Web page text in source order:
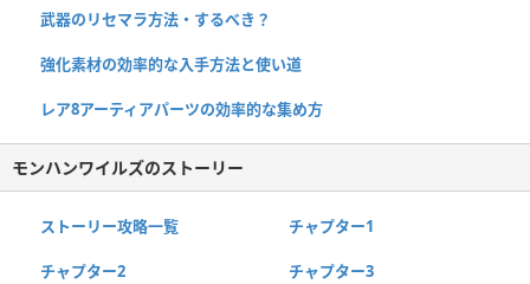
武器のリセマラ方法・するべき？
強化素材の効率的な入手方法と使い道
レア8アーティアパーツの効率的な集め方
モンハンワイルズのストーリー
ストーリー攻略一覧 チャプター1
チャプター2 チャプター3